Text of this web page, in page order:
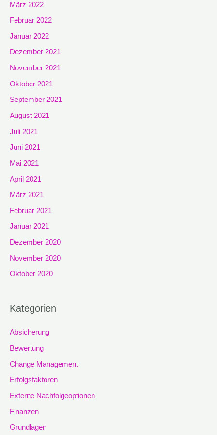
März 2022
Februar 2022
Januar 2022
Dezember 2021
November 2021
Oktober 2021
September 2021
August 2021
Juli 2021
Juni 2021
Mai 2021
April 2021
März 2021
Februar 2021
Januar 2021
Dezember 2020
November 2020
Oktober 2020
Kategorien
Absicherung
Bewertung
Change Management
Erfolgsfaktoren
Externe Nachfolgeoptionen
Finanzen
Grundlagen